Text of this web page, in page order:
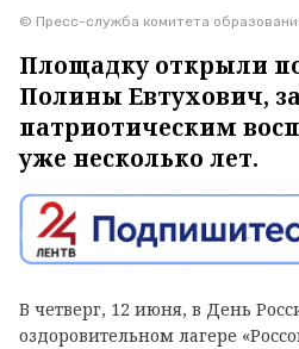
© Пресс-служба комитета
Площадку открыли
Полины Евтухович,
патриотическим
уже несколько лет.
В четверг, 12 июня, в День
оздоровительном лагере